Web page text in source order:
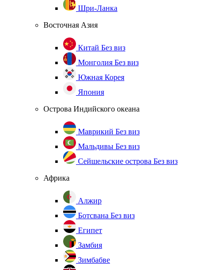
Шри-Ланка
Восточная Азия
Китай Без виз
Монголия Без виз
Южная Корея
Япония
Острова Индийского океана
Маврикий Без виз
Мальдивы Без виз
Сейшельские острова Без виз
Африка
Алжир
Ботсвана Без виз
Египет
Замбия
Зимбабве